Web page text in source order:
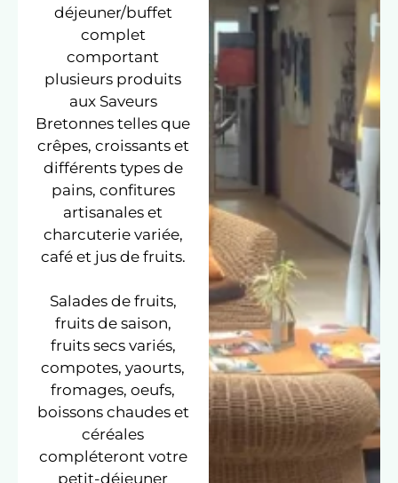
déjeuner/buffet
complet
comportant
plusieurs produits
aux Saveurs
Bretonnes telles que
crêpes, croissants et
différents types de
pains, confitures
artisanales et
charcuterie variée,
café et jus de fruits.
Salades de fruits,
fruits de saison,
fruits secs variés,
compotes, yaourts,
fromages, oeufs,
boissons chaudes et
céréales
compléteront votre
petit-déjeuner